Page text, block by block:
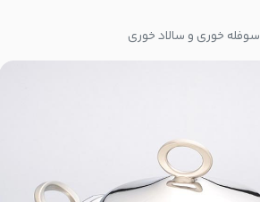
سوفله خوری و سالاد خوری